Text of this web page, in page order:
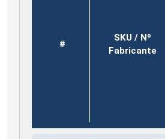
#
SKU / Nº
Fabricante